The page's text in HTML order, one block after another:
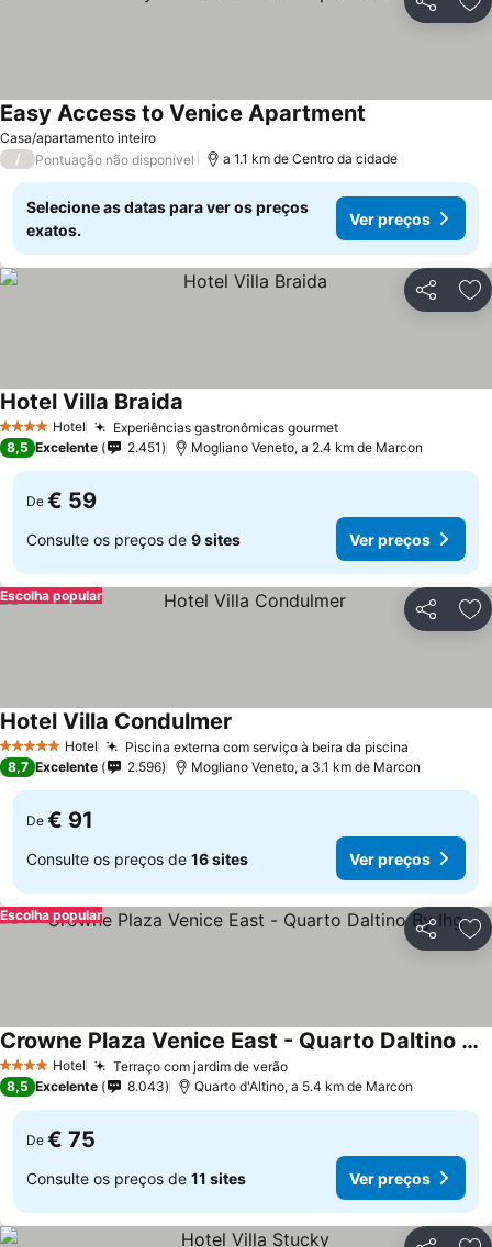
Partilhar
Casa/apartamento inteiro
Easy Access to Venice Apartment
/ Pontuação não disponível a 1.1 km de Centro da cidade
Selecione as datas para ver os preços
exatos.
Ver preços
Partilhar
4 EstrelasHotel Experiências gastronômicas gourmet
Hotel Villa Braida
8,5 Excelente 2.451 Mogliano Veneto, a 2.4 km de Marcon
De € 59
Consulte os preços de 9 sites Ver preços
Partilhar
Escolha popular
5 Estrelas Hotel Piscina externa com serviço à beira da piscina
Hotel Villa Condulmer
8,7 Excelente 2.596 Mogliano Veneto, a 3.1 km de Marcon
De € 91
Consulte os preços de 16 sites Ver preços
Partilhar
Escolha popular
4 EstrelasHotel Terraço com jardim de verão
Crowne Plaza Venice East - Quarto Daltino By Ihg
8,5 Excelente 8.043 Quarto d'Altino, a 5.4 km de Marcon
De € 75
Consulte os preços de 11 sites Ver preços